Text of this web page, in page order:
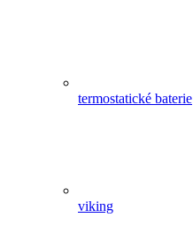
termostatické baterie
viking